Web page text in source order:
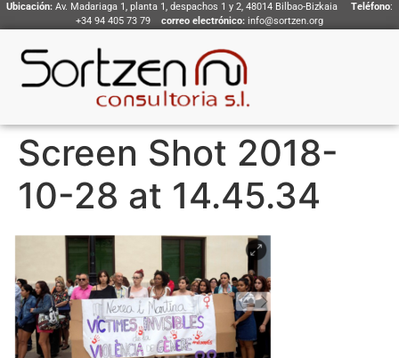
Ubicación: Av. Madariaga 1, planta 1, despachos 1 y 2, 48014 Bilbao-Bizkaia Teléfono:
+34 94 405 73 79
correo electrónico: info@sortzen.org
Screen Shot 2018-
10-28 at 14.45.34